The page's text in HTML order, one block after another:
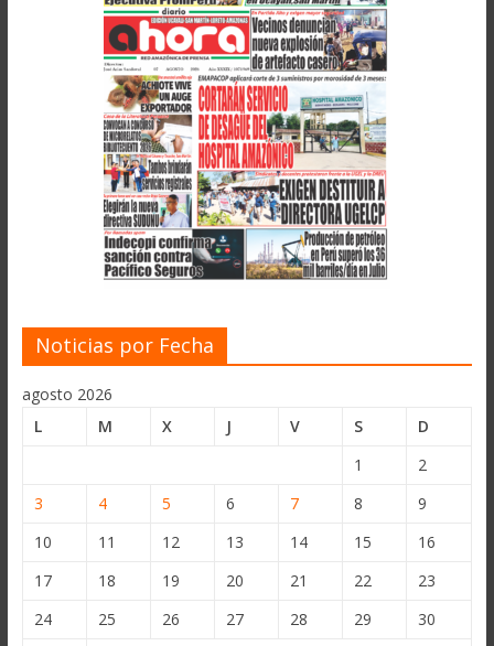
Noticias por Fecha
agosto 2026
L
M X J V S
D
1
2
3
4 5 6 7 8
9
10
11 12 13 14 15
16
17
18 19 20 21 22
23
24
25 26 27 28 29
30